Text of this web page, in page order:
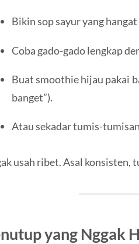
Bikin sop sayur yang hangat
Coba gado-gado lengkap
Buat smoothie hijau pakai
banget”).
Atau sekadar tumis-
usah ribet. Asal konsisten,
yang Nggak